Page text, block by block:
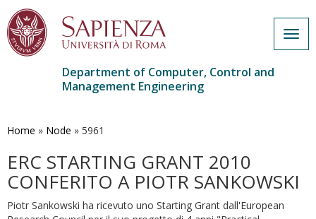
main
Department of Computer, Control and
Management Engineering
Home » Node » 5961
ERC STARTING GRANT 2010
CONFERITO A PIOTR SANKOWSKI
Piotr Sankowski ha ricevuto uno Starting Grant dall'European